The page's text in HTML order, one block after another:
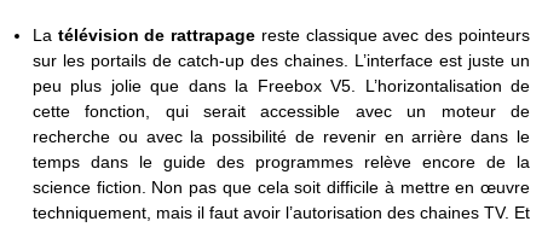
La télévision de rattrapage reste classique avec des pointeurs
sur les portails de catch-up des chaines. L’interface est juste un
peu plus jolie que dans la Freebox V5. L’horizontalisation de
cette fonction, qui serait accessible avec un moteur de
recherche ou avec la possibilité de revenir en arrière dans le
temps dans le guide des programmes relève encore de la
science fiction. Non pas que cela soit difficile à mettre en œuvre
techniquement, mais il faut avoir l’autorisation des chaines TV. Et